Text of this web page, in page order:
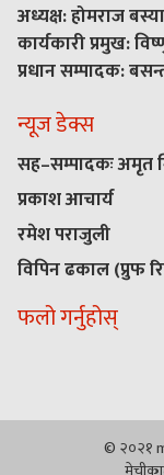
अध्यक्ष: होमराज
कार्यकारी प्रमुख:
प्रधान सम्पादक:
न्यूज डेक्स
सह–सम्पादकः अमृत
प्रकाश आचार्य
रमेश पराजुली
विपिन ढकाल (प्रुफ
फलो गर्नुहोस्
© २०२१